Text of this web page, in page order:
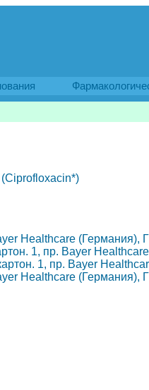
Healthcare
1, пр. Bayer
1, пр. Bayer
Healthcare